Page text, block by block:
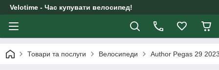
Velotime - Час купувати велосипед!
Товари та послуги Велосипеди Author Pegas 29